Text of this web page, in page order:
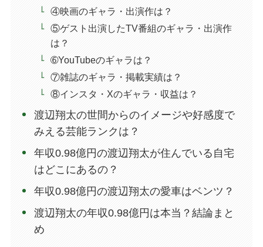
④映画のギャラ・出演作は？
⑤ゲスト出演したTV番組のギャラ・出演作
は？
➅YouTubeのギャラは？
⑦雑誌のギャラ・掲載実績は？
⑧インスタ・Xのギャラ・収益は？
渡辺翔太の世間からのイメージや好感度で
みえる芸能ランクは？
年収0.98億円の渡辺翔太が住んでいる自宅
はどこにあるの？
年収0.98億円の渡辺翔太の愛車はベンツ？
渡辺翔太の年収0.98億円は本当？結論まと
め